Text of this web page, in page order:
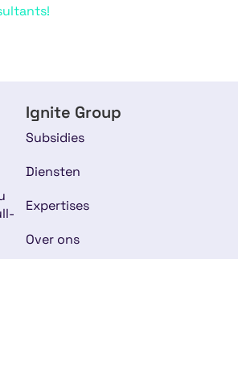
Ignite Group
Subsidies
Diensten
Expertises
Over ons